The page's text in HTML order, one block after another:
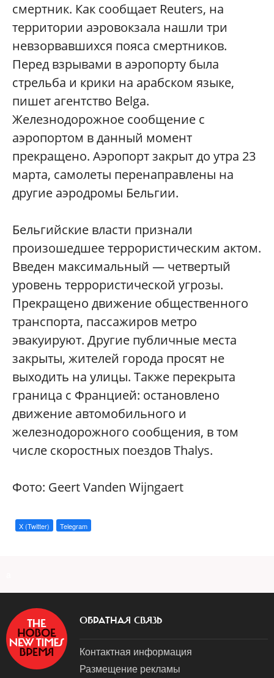
смертник. Как сообщает Reuters, на
территории аэровокзала нашли три
невзорвавшихся пояса смертников.
Перед взрывами в аэропорту была
стрельба и крики на арабском языке,
пишет агентство Belga.
Железнодорожное сообщение с
аэропортом в данный момент
прекращено. Аэропорт закрыт до утра 23
марта, самолеты перенаправлены на
другие аэродромы Бельгии.
Бельгийские власти признали
произошедшее террористическим актом.
Введен максимальный — четвертый
уровень террористической угрозы.
Прекращено движение общественного
транспорта, пассажиров метро
эвакуируют. Другие публичные места
закрыты, жителей города просят не
выходить на улицы. Также перекрыта
граница с Францией: остановлено
движение автомобильного и
железнодорожного сообщения, в том
числе скоростных поездов Thalys.
Фото: Geert Vanden Wijngaert
X (Twitter) Telegram
ОБРАТНАЯ СВЯЗЬ
Контактная информация
Размещение рекламы